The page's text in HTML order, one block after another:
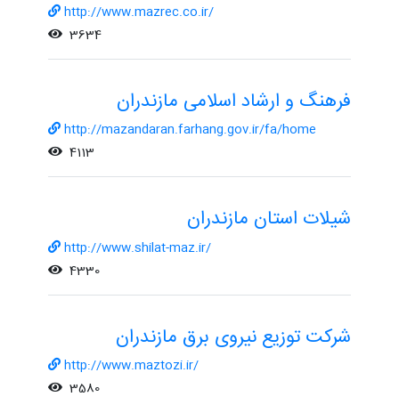
http://www.mazrec.co.ir/
3634
فرهنگ و ارشاد اسلامی مازندران
http://mazandaran.farhang.gov.ir/fa/home
4113
شیلات استان مازندران
http://www.shilat-maz.ir/
4330
شرکت توزیع نیروی برق مازندران
http://www.maztozi.ir/
3580